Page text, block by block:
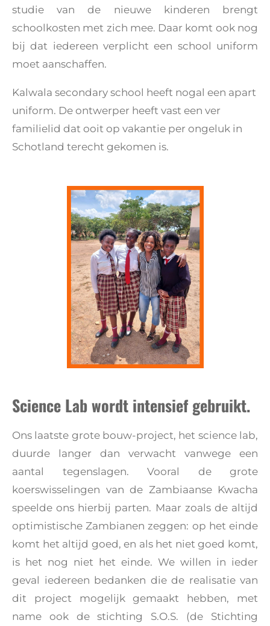
studie van de nieuwe kinderen brengt
schoolkosten met zich mee. Daar komt ook nog
bij dat iedereen verplicht een school uniform
moet aanschaffen.
Kalwala secondary school heeft nogal een apart
uniform. De ontwerper heeft vast een ver
familielid dat ooit op vakantie per ongeluk in
Schotland terecht gekomen is.
Science Lab wordt intensief gebruikt.
Ons laatste grote bouw-project, het science lab,
duurde langer dan verwacht vanwege een
aantal tegenslagen. Vooral de grote
koerswisselingen van de Zambiaanse Kwacha
speelde ons hierbij parten. Maar zoals de altijd
optimistische Zambianen zeggen: op het einde
komt het altijd goed, en als het niet goed komt,
is het nog niet het einde. We willen in ieder
geval iedereen bedanken die de realisatie van
dit project mogelijk gemaakt hebben, met
name ook de stichting S.O.S. (de Stichting